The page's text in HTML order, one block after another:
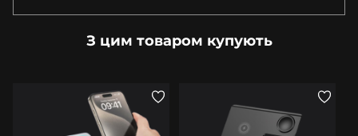
З цим товаром купують